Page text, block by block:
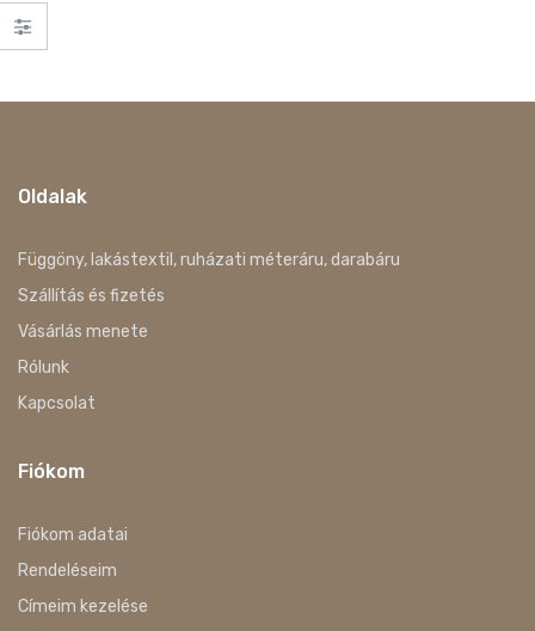
Oldalak
Függöny, lakástextil, ruházati méteráru, darabáru
Szállítás és fizetés
Vásárlás menete
Rólunk
Kapcsolat
Fiókom
Fiókom adatai
Rendeléseim
Címeim kezelése